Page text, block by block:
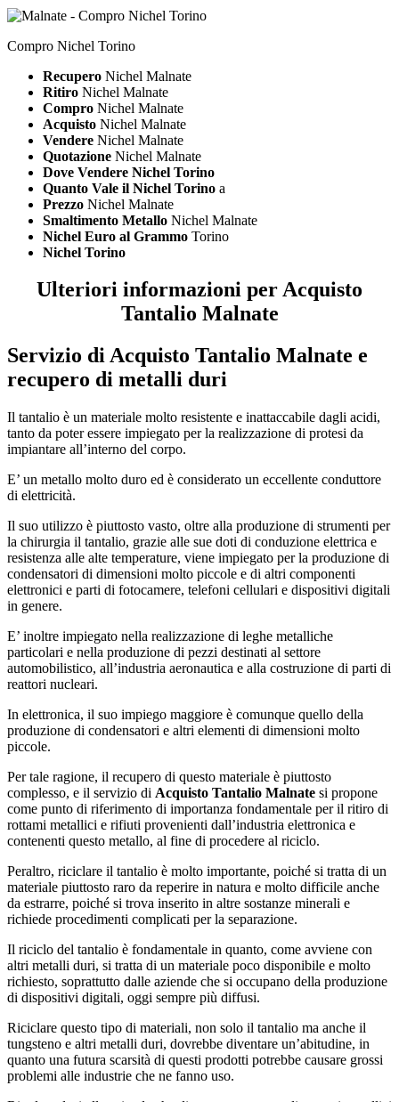
Compro Nichel Torino
Recupero Nichel Malnate
Ritiro Nichel Malnate
Compro Nichel Malnate
Acquisto Nichel Malnate
Vendere Nichel Malnate
Quotazione Nichel Malnate
Dove Vendere Nichel Torino
Quanto Vale il Nichel Torino a
Prezzo Nichel Malnate
Smaltimento Metallo Nichel Malnate
Nichel Euro al Grammo Torino
Nichel Torino
Ulteriori informazioni per Acquisto
Tantalio Malnate
Servizio diAcquisto Tantalio Malnate e
recupero di metalli duri
Il tantalio è un materiale molto resistente e inattaccabile dagli acidi,
tanto da poter essere impiegato per la realizzazione di protesi da
impiantare all’interno del corpo.
E’ un metallo molto duro ed è considerato un eccellente conduttore
di elettricità.
Il suo utilizzo è piuttosto vasto, oltre alla produzione di strumenti per
la chirurgia il tantalio, grazie alle sue doti di conduzione elettrica e
resistenza alle alte temperature, viene impiegato per la produzione di
condensatori di dimensioni molto piccole e di altri componenti
elettronici e parti di fotocamere, telefoni cellulari e dispositivi digitali
in genere.
E’ inoltre impiegato nella realizzazione di leghe metalliche
particolari e nella produzione di pezzi destinati al settore
automobilistico, all’industria aeronautica e alla costruzione di parti di
reattori nucleari.
In elettronica, il suo impiego maggiore è comunque quello della
produzione di condensatori e altri elementi di dimensioni molto
piccole.
Per tale ragione, il recupero di questo materiale è piuttosto
complesso, e il servizio di Acquisto Tantalio Malnate si propone
come punto di riferimento di importanza fondamentale per il ritiro di
rottami metallici e rifiuti provenienti dall’industria elettronica e
contenenti questo metallo, al fine di procedere al riciclo.
Peraltro, riciclare il tantalio è molto importante, poiché si tratta di un
materiale piuttosto raro da reperire in natura e molto difficile anche
da estrarre, poiché si trova inserito in altre sostanze minerali e
richiede procedimenti complicati per la separazione.
Il riciclo del tantalio è fondamentale in quanto, come avviene con
altri metalli duri, si tratta di un materiale poco disponibile e molto
richiesto, soprattutto dalle aziende che si occupano della produzione
di dispositivi digitali, oggi sempre più diffusi.
Riciclare questo tipo di materiali, non solo il tantalio ma anche il
tungsteno e altri metalli duri, dovrebbe diventare un’abitudine, in
quanto una futura scarsità di questi prodotti potrebbe causare grossi
problemi alle industrie che ne fanno uso.